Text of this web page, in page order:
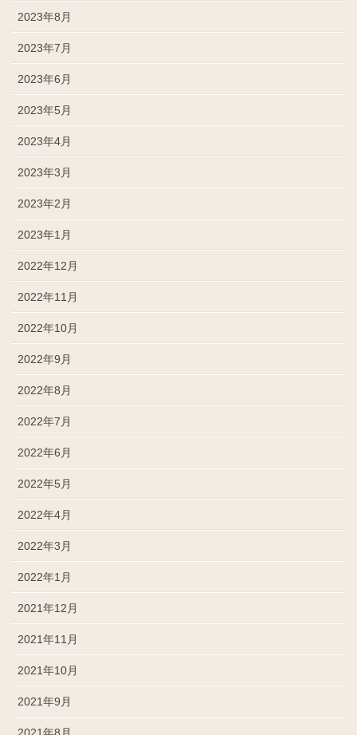
2023年8月
2023年7月
2023年6月
2023年5月
2023年4月
2023年3月
2023年2月
2023年1月
2022年12月
2022年11月
2022年10月
2022年9月
2022年8月
2022年7月
2022年6月
2022年5月
2022年4月
2022年3月
2022年1月
2021年12月
2021年11月
2021年10月
2021年9月
2021年8月